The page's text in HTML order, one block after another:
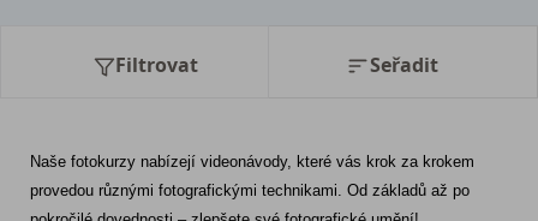
Filtrovat Seřadit
Naše fotokurzy nabízejí videonávody, které vás krok za krokem
provedou různými fotografickými technikami. Od základů až po